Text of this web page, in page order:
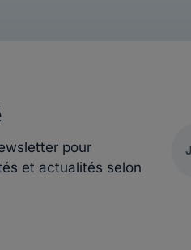
pour
et actualités selon